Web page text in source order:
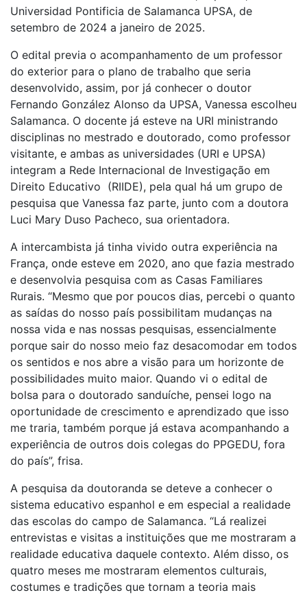
Universidad Pontificia de Salamanca UPSA, de
setembro de 2024 a janeiro de 2025.
O edital previa o acompanhamento de um professor
do exterior para o plano de trabalho que seria
desenvolvido, assim, por já conhecer o doutor
Fernando González Alonso da UPSA, Vanessa escolheu
Salamanca. O docente já esteve na URI ministrando
disciplinas no mestrado e doutorado, como professor
visitante, e ambas as universidades (URI e UPSA)
integram a Rede Internacional de Investigação em
Direito Educativo (RIIDE), pela qual há um grupo de
pesquisa que Vanessa faz parte, junto com a doutora
Luci Mary Duso Pacheco, sua orientadora.
A intercambista já tinha vivido outra experiência na
França, onde esteve em 2020, ano que fazia mestrado
e desenvolvia pesquisa com as Casas Familiares
Rurais. “Mesmo que por poucos dias, percebi o quanto
as saídas do nosso país possibilitam mudanças na
nossa vida e nas nossas pesquisas, essencialmente
porque sair do nosso meio faz desacomodar em todos
os sentidos e nos abre a visão para um horizonte de
possibilidades muito maior. Quando vi o edital de
bolsa para o doutorado sanduíche, pensei logo na
oportunidade de crescimento e aprendizado que isso
me traria, também porque já estava acompanhando a
experiência de outros dois colegas do PPGEDU, fora
do país”, frisa.
A pesquisa da doutoranda se deteve a conhecer o
sistema educativo espanhol e em especial a realidade
das escolas do campo de Salamanca. “Lá realizei
entrevistas e visitas a instituições que me mostraram a
realidade educativa daquele contexto. Além disso, os
quatro meses me mostraram elementos culturais,
costumes e tradições que tornam a teoria mais